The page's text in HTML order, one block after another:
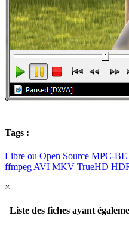
Tags :
Libre ou Open Source MPC-BE
ffmpeg AVI MKV TrueHD
×
Liste des fiches ayant